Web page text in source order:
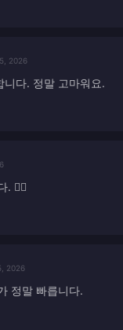
2026
니다. 정말 고마워요.
👍🏻
2026
정말 빠릅니다.